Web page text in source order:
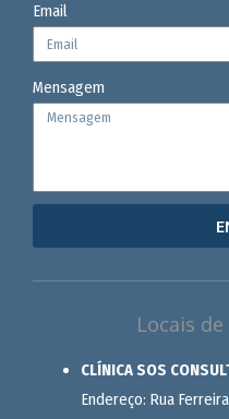
Email
Mensagem
Locais
CLÍNICA SOS
Endereço: Rua